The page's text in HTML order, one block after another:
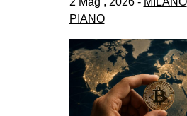
CSOA
MSM
STUDENTI
PIANO